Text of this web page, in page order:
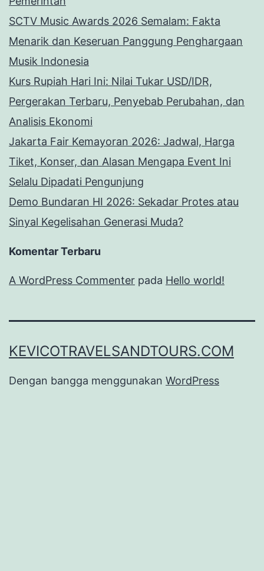
SCTV Music Awards 2026 Semalam: Fakta
Menarik dan Keseruan Panggung Penghargaan
Musik Indonesia
Kurs Rupiah Hari Ini: Nilai Tukar USD/IDR,
Pergerakan Terbaru, Penyebab Perubahan, dan
Analisis Ekonomi
Jakarta Fair Kemayoran 2026: Jadwal, Harga
Tiket, Konser, dan Alasan Mengapa Event Ini
Selalu Dipadati Pengunjung
Demo Bundaran HI 2026: Sekadar Protes atau
Sinyal Kegelisahan Generasi Muda?
Komentar Terbaru
A WordPress Commenter pada Hello world!
KEVICOTRAVELSANDTOURS.COM
Dengan bangga menggunakan WordPress